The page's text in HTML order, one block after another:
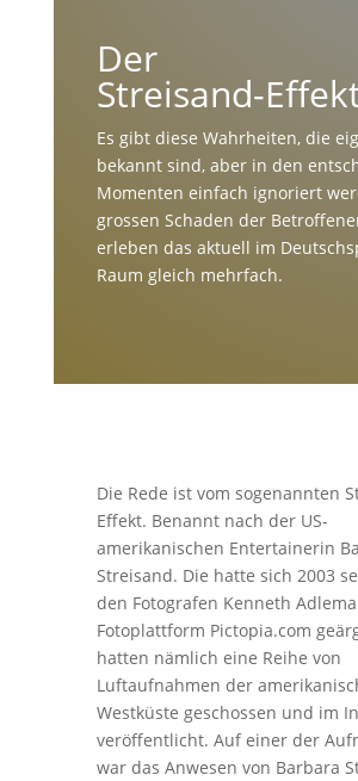
Der
Streisand-
Es gibt diese Wahrheiten, die
bekannt sind, aber in den
Momenten einfach ignoriert
grossen Schaden der
erleben das aktuell im
Raum gleich mehrfach.
Die Rede ist vom sogenannten
Effekt. Benannt nach der US-
amerikanischen Entertainerin
Streisand. Die hatte sich 2003
den Fotografen Kenneth
Fotoplattform Pictopia.com
hatten nämlich eine Reihe von
Luftaufnahmen der
Westküste geschossen und im
veröffentlicht. Auf einer der
war das Anwesen von Barbara